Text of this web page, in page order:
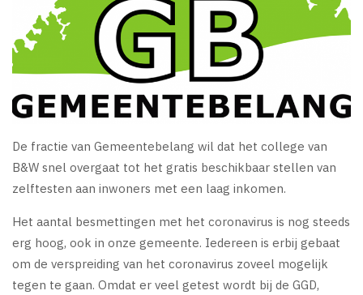
De fractie van Gemeentebelang wil dat het college van
B&W snel overgaat tot het gratis beschikbaar stellen van
zelftesten aan inwoners met een laag inkomen.
Het aantal besmettingen met het coronavirus is nog steeds
erg hoog, ook in onze gemeente. Iedereen is erbij gebaat
om de verspreiding van het coronavirus zoveel mogelijk
tegen te gaan. Omdat er veel getest wordt bij de GGD,